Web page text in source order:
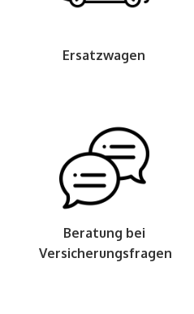
Ersatzwagen
Beratung bei
Versicherungsfragen